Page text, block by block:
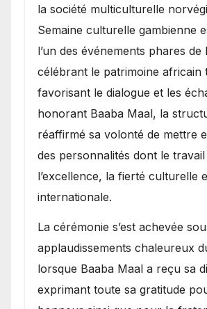
la société multiculturelle
Semaine culturelle gambienne
l’un des événements phares de
célébrant le patrimoine africain
favorisant le dialogue et les
honorant Baaba Maal, la
réaffirmé sa volonté de mettre
des personnalités dont le
l’excellence, la fierté culturelle
internationale.
​La cérémonie s’est achevée
applaudissements chaleureux
lorsque Baaba Maal a reçu sa
exprimant toute sa gratitude